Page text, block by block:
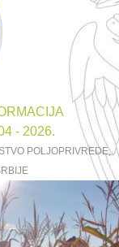
- 2026.
POLJOPRIVREDE,